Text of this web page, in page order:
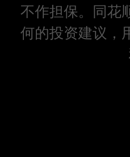
不作担保。同花
何的投资建议，